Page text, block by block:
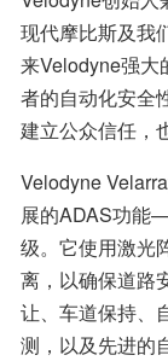
现代摩比斯及我
来Velodyne强大
者的自动化安全
建立公众信任，
Velodyne
展的ADAS功能
级。它使用激光
离，以确保道路
让、车道保持、
测，以及先进的